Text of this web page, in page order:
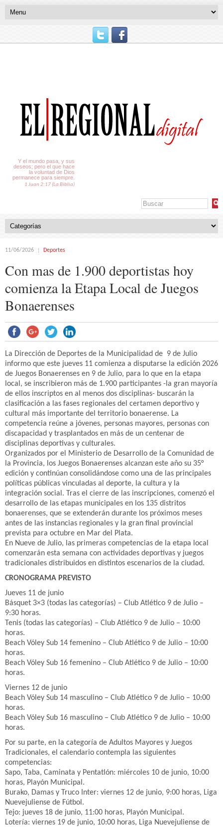
Y el mundo pasa, y sus
deseos; pero el que hace
la voluntad de Dios
permanece para siempre.
1 Juan 2:17 (La Biblia)
11/06/2026 Deportes
Con mas de 1.900 deportistas hoy
comienza la Etapa Local de Juegos
Bonaerenses
La Dirección de Deportes de la Municipalidad de 9 de Julio
informo que este jueves 11 comienza a disputarse la edición 2026
de Juegos Bonaerenses en 9 de Julio, para lo que en la etapa
local, se inscribieron más de 1.900 participantes -la gran mayoría
de ellos inscriptos en al menos dos disciplinas- buscarán la
clasificación a las fases regionales del certamen deportivo y
cultural más importante del territorio bonaerense. La
competencia reúne a jóvenes, personas mayores, personas con
discapacidad y trasplantados en más de un centenar de
disciplinas deportivas y culturales.
Organizados por el Ministerio de Desarrollo de la Comunidad de
la Provincia, los Juegos Bonaerenses alcanzan este año su 35°
edición y continúan consolidándose como una de las principales
políticas públicas vinculadas al deporte, la cultura y la
integración social. Tras el cierre de las inscripciones, comenzó el
desarrollo de las etapas municipales en los 135 distritos
bonaerenses, que se extenderán durante los próximos meses
antes de las instancias regionales y la gran final provincial
prevista para octubre en Mar del Plata.
En Nueve de Julio, las primeras competencias de la etapa local
comenzarán esta semana con actividades deportivas y juegos
tradicionales distribuidos en distintos escenarios de la ciudad.
CRONOGRAMA PREVISTO
Jueves 11 de junio
Básquet 3×3 (todas las categorías) – Club Atlético 9 de Julio –
9:30 horas.
Tenis (todas las categorías) – Club Atlético 9 de Julio – 10:00
horas.
Beach Vóley Sub 14 femenino – Club Atlético 9 de Julio – 10:00
horas.
Beach Vóley Sub 16 femenino – Club Atlético 9 de Julio – 10:00
horas.
Viernes 12 de junio
Beach Vóley Sub 14 masculino – Club Atlético 9 de Julio – 10:00
horas.
Beach Vóley Sub 16 masculino – Club Atlético 9 de Julio – 10:00
horas.
Por su parte, en la categoría de Adultos Mayores y Juegos
Tradicionales, el calendario contempla las siguientes
competencias:
Sapo, Taba, Caminata y Pentatlón: miércoles 10 de junio, 10:00
horas, Playón Municipal.
Burako, Damas y Truco Inter: viernes 12 de junio, 9:00 horas, Liga
Nuevejuliense de Fútbol.
Tejo: jueves 18 de junio, 11:00 horas, Playón Municipal.
Lotería: viernes 19 de junio, 10:00 horas, Liga Nuevejuliense de